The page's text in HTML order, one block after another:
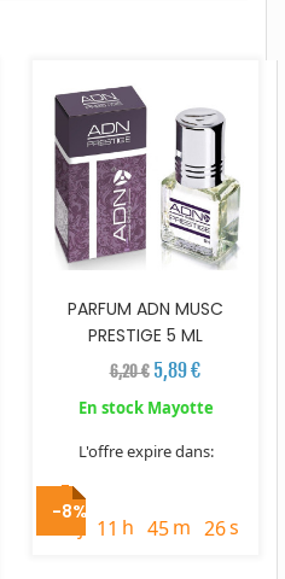
PARFUM ADN MUSC
PRESTIGE 5 ML
6,20 € 5,89 €
En stock Mayotte
L'offre expire dans:
timer
j 11 h 45m 25s
-8%